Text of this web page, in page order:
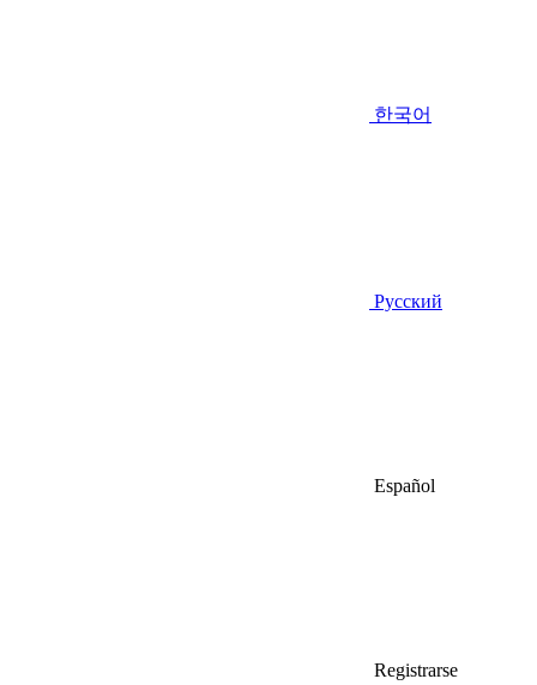
한국어
Русский
Español
Registrarse